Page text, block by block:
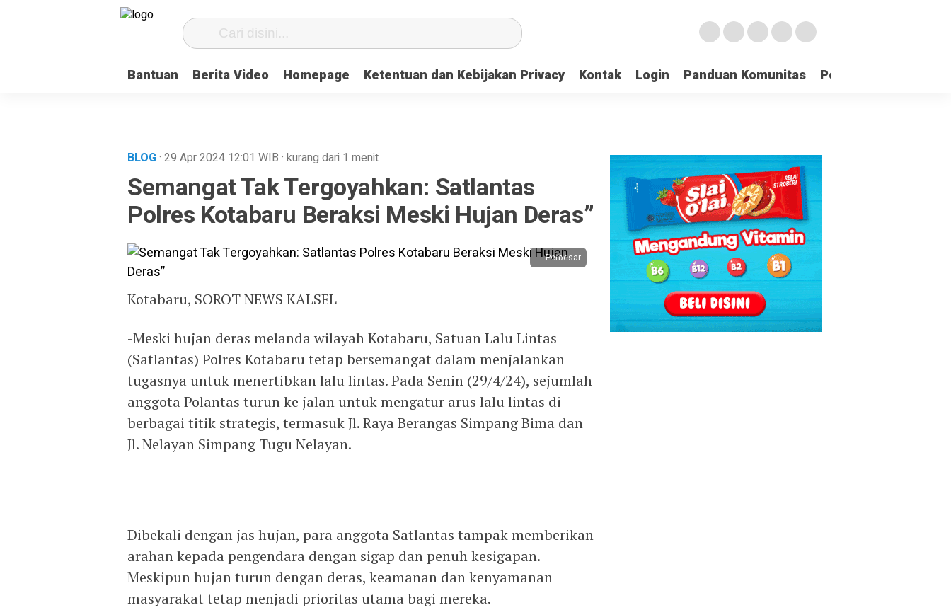
Bantuan Berita Video Homepage Ketentuan dan Kebijakan Privacy Kontak Login Panduan Komunitas Pedoman Media
BLOG· 29 Apr 2024 12:01 WIB · kurang dari 1 menit
Semangat Tak Tergoyahkan: Satlantas
Polres Kotabaru Beraksi Meski Hujan Deras”
Perbesar
Kotabaru, SOROT NEWS KALSEL
-Meski hujan deras melanda wilayah Kotabaru, Satuan Lalu Lintas
(Satlantas) Polres Kotabaru tetap bersemangat dalam menjalankan
tugasnya untuk menertibkan lalu lintas. Pada Senin (29/4/24), sejumlah
anggota Polantas turun ke jalan untuk mengatur arus lalu lintas di
berbagai titik strategis, termasuk Jl. Raya Berangas Simpang Bima dan
Jl. Nelayan Simpang Tugu Nelayan.
Dibekali dengan jas hujan, para anggota Satlantas tampak memberikan
arahan kepada pengendara dengan sigap dan penuh kesigapan.
Meskipun hujan turun dengan deras, keamanan dan kenyamanan
masyarakat tetap menjadi prioritas utama bagi mereka.